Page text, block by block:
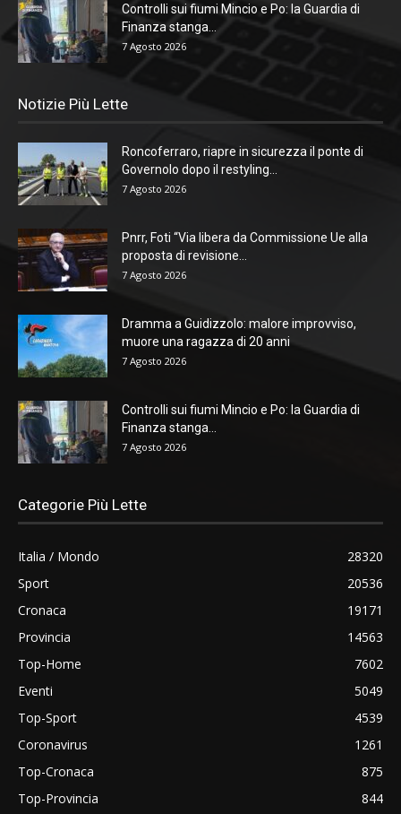
Controlli sui fiumi Mincio e Po: la Guardia di
Finanza stanga...
7 Agosto 2026
Notizie Più Lette
Roncoferraro, riapre in sicurezza il ponte di
Governolo dopo il restyling...
7 Agosto 2026
Pnrr, Foti “Via libera da Commissione Ue alla
proposta di revisione...
7 Agosto 2026
Dramma a Guidizzolo: malore improvviso,
muore una ragazza di 20 anni
7 Agosto 2026
Controlli sui fiumi Mincio e Po: la Guardia di
Finanza stanga...
7 Agosto 2026
Categorie Più Lette
Italia / Mondo
28320
Sport
20536
Cronaca
19171
Provincia
14563
Top-Home
7602
Eventi
5049
Top-Sport
4539
Coronavirus
1261
Top-Cronaca
875
Top-Provincia
844